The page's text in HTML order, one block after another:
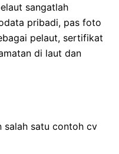
sangatlah
pribadi, pas foto
pelaut, sertifikat
di laut dan
salah satu contoh cv